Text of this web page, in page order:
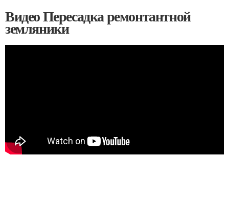
Видео Пересадка ремонтантной
земляники